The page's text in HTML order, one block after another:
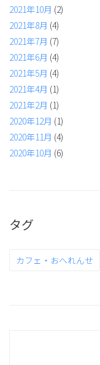
2021年10月 (2)
2021年8月 (4)
2021年7月 (7)
2021年6月 (4)
2021年5月 (4)
2021年4月 (1)
2021年2月 (1)
2020年12月 (1)
2020年11月 (4)
2020年10月 (6)
タグ
カフェ・おへれんせ